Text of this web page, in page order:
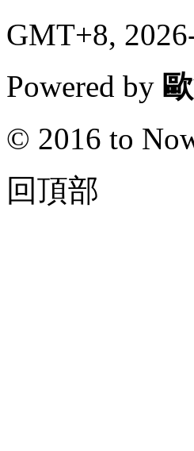
GMT+8,
Powered by
© 2016 to
回頂部